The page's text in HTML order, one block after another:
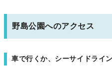
野島公園へのアクセス
車で行くか、シーサイドライ